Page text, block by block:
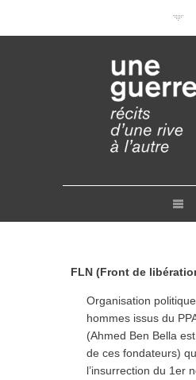
Conférences en ligne
Pourquoi et comment ?
Retours
FLN (Front de
Organisation
hommes issus du
(Ahmed Ben Bella
de ces fondateurs)
l’insurrection du 1er